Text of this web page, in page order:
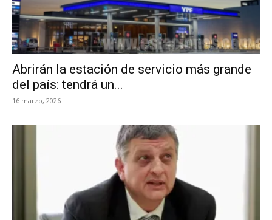
Abrirán la estación de servicio más grande
del país: tendrá un...
16 marzo, 2026